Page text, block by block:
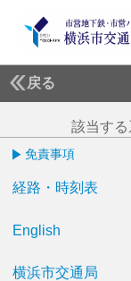
戻る
該当する
免責事項
経路・時刻表
English
横浜市交通局